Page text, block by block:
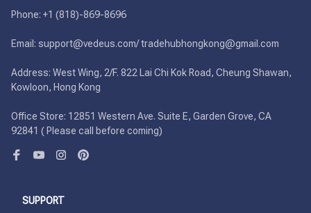
Phone: +1 (818)-869-8696
Email: support@vedeus.com/ tradehubhongkong@gmail.com
Address: West Wing, 2/F. 822 Lai Chi Kok Road, Cheung Shawan,
Kowloon, Hong Kong
Office Store: 12851 Western Ave. Suite E, Garden Grove, CA
92841 ( Please call before coming)
SUPPORT